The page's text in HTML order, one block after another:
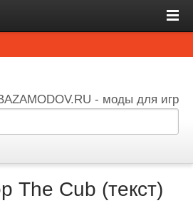
- моды для игр
The Cub (текст)